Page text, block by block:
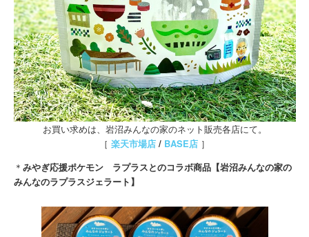
お買い求めは、岩沼みんなの家のネット販売各店にて。
［ 楽天市場店 / BASE店 ］
＊ みやぎ応援ポケモン ラプラスとのコラボ商品【岩沼みんなの家の
みんなのラプラスジェラート】